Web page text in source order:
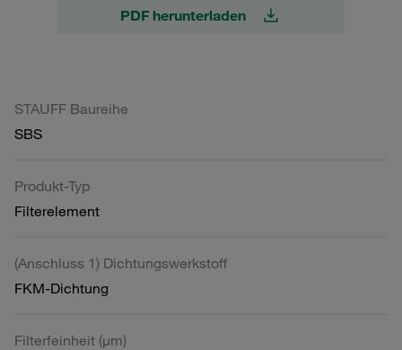
PDF herunterladen
STAUFF Baureihe
SBS
Produkt-Typ
Filterelement
(Anschluss 1) Dichtungswerkstoff
FKM-Dichtung
Filterfeinheit (µm)